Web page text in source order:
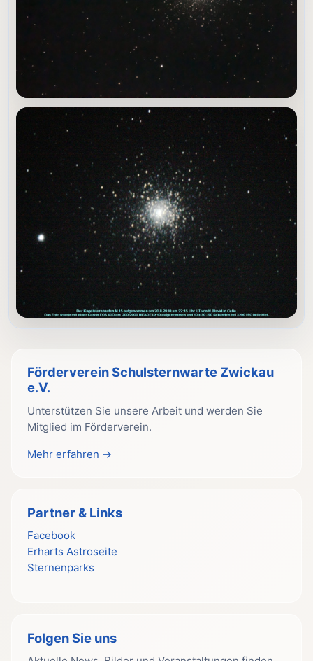
Förderverein Schulsternwarte Zwickau
e.V.
Unterstützen Sie unsere Arbeit und werden Sie
Mitglied im Förderverein.
Mehr erfahren →
Partner & Links
Facebook
Erharts Astroseite
Sternenparks
Folgen Sie uns